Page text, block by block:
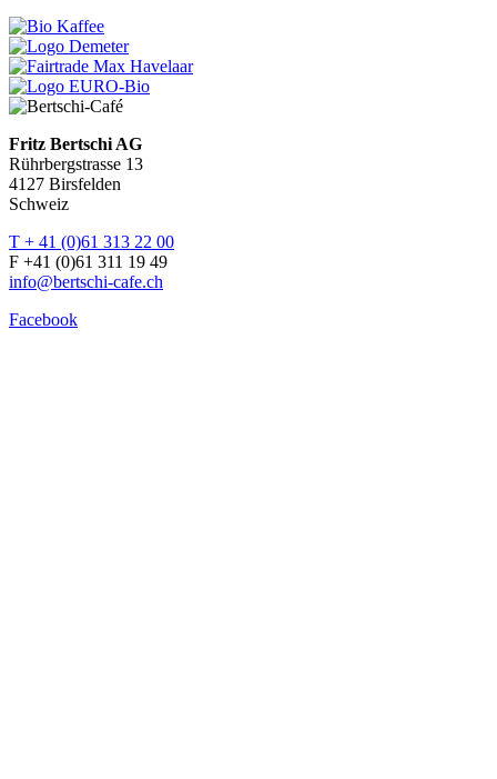
Fritz Bertschi AG
Rührbergstrasse 13
4127 Birsfelden
Schweiz
T + 41 (0)61 313 22 00
F +41 (0)61 311 19 49
info@bertschi-cafe.ch
Facebook